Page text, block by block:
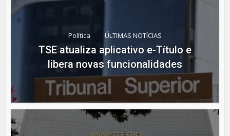
Política ÚLTIMAS NOTÍCIAS
TSE atualiza aplicativo e-Título e
libera novas funcionalidades